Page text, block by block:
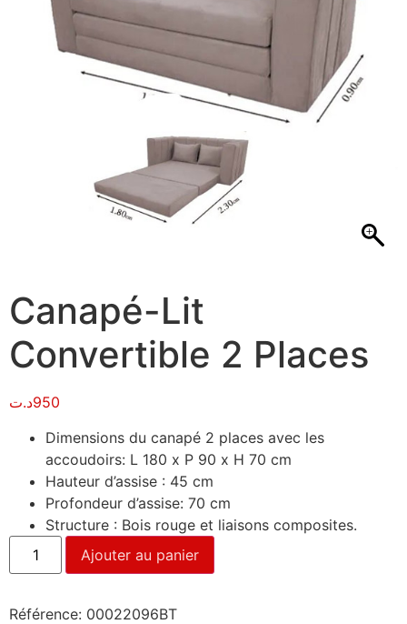
Canapé-Lit
Convertible 2 Places
950د.ت
Dimensions du canapé 2 places avec les
accoudoirs: L 180 x P 90 x H 70 cm
Hauteur d’assise : 45 cm
Profondeur d’assise: 70 cm
Structure : Bois rouge et liaisons composites.
Ajouter au panier
Référence: 00022096BT